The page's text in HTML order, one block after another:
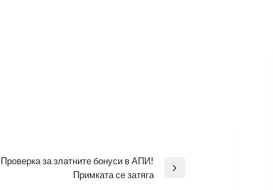
Проверка за златните бонуси в АПИ!
Примката се затяга